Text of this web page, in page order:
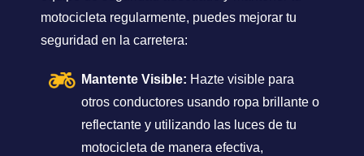
motocicleta regularmente, puedes mejorar tu
seguridad en la carretera:
Mantente Visible: Hazte visible para
otros conductores usando ropa brillante o
reflectante y utilizando las luces de tu
motocicleta de manera efectiva,